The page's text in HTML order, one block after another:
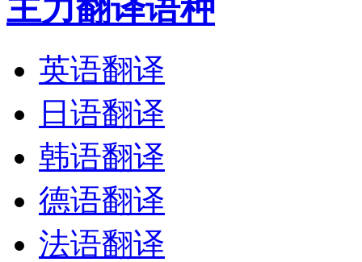
主力翻译语种
英语翻译
日语翻译
韩语翻译
德语翻译
法语翻译